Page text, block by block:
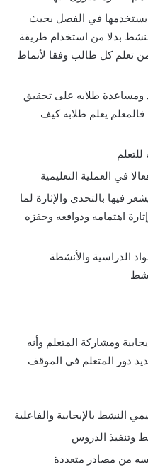
يستخدمها في الفصل بحيث
بدلا من استخدام طريقة
تعلم كل طالب وفقا لأنماط
ومساعدة طلابه على تحقيق
فالمعلم يعلم طلابه كيف
في العملية التعليمية
فيها بالتحدي والإثارة لما
اهتمامه ودوافعه وحفزه
الدراسية والأنشطة
ومشاركة المتعلم وأنه
دور المتعلم في الموقف
النشط بالإيجابية والفاعلية
وتنفيذ الدروس
من مصادر متعددة